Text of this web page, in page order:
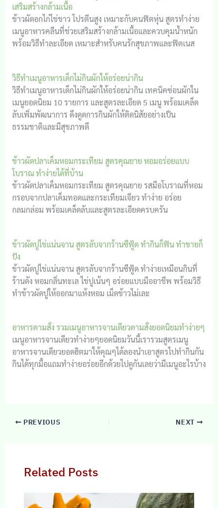
เสริมสร้างกล้ามเนื้อ
ข้าวผัดอกไก่ไข่ขาว โปรตีนสูง เหมาะกับคนฟิตหุ่น สูตรทำง่าย
เมนูอาหารคลีนที่ช่วยเสริมสร้างกล้ามเนื้อและควบคุมน้ำหนัก
พร้อมวิธีทำละเอียด เหมาะสำหรับคนรักสุขภาพและฟิตเนส
วิธีทำเมนูอาหารเด็กไม่กินผักให้อร่อยน่ากิน
วิธีทำเมนูอาหารเด็กไม่กินผักให้อร่อยน่ากิน เทคนิคซ่อนผักใน
เมนูยอดนิยม 10 รายการ และสูตรละเอียด 5 เมนู พร้อมเคล็ด
ลับเพิ่มพัฒนาการ ดึงดูดการกินผักให้ติดนิสัยอย่างเป็น
ธรรมชาติและมีสุขภาพดี
ข้าวผัดปลาเค็มหอมกระเทียม สูตรคุณยาย หอมอร่อยแบบ
โบราณ ทำง่ายได้ที่บ้าน
ข้าวผัดปลาเค็มหอมกระเทียม สูตรคุณยาย รสมือโบราณที่หอม
กรอบจากปลาเค็มทอดและกระเทียมเจียว ทำง่าย อร่อย
กลมกล่อม พร้อมเคล็ดลับและสูตรละเอียดครบครัน
ข้าวผัดปูไข่แน่นจาน สูตรลับจากร้านซีฟู้ด ทำกินก็ฟิน ทำขายก็
ปัง
ข้าวผัดปูไข่แน่นจาน สูตรลับจากร้านซีฟู้ด ทำง่ายเหมือนกินที่
ร้านดัง หอมกลิ่นทะเล ไข่ปูเน้นๆ อร่อยแบบมืออาชีพ พร้อมวิธี
ทำข้าวผัดปูให้ออกมาแห้งหอม เม็ดข้าวไม่เละ
อาหารตามสั่ง รวมเมนูอาหารจานเดียวตามสั่งยอดนิยมทำง่ายๆ
เมนูอาหารจานเดียวทำง่ายๆยอดนิยมวันนี้เรารวมสูตรเมนู
อาหารจานเดียวยอดฮิตมาให้คุณๆได้ลองนำเอาสูตรไปทำกินกัน
กินได้ทุกมื้อแถมทำง่ายอร่อยอีกด้วยไปดูกันเลยว่ามีเมนูอะไรบ้าง
PREVIOUS NEXT
Related Posts